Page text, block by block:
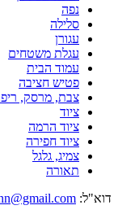
נפה
סלילה
עגורן
עגלת משטחים
עמוד הבית
פטיש חציבה
צבת, מרסק,
ציוד
ציוד הרמה
ציוד חפירה
צמיג, גלגל
תאורה
דוא"ל: